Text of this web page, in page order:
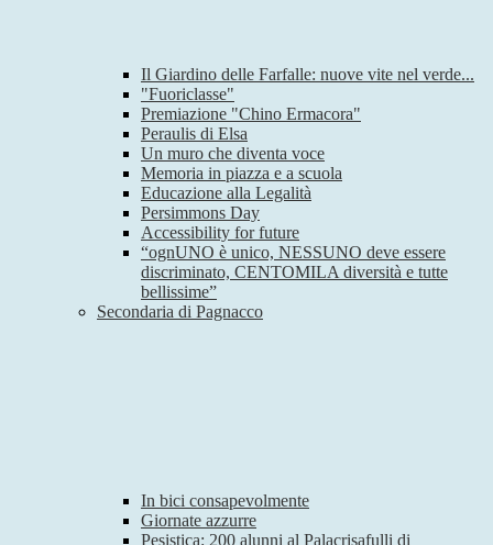
Il Giardino delle Farfalle: nuove vite nel verde...
"Fuoriclasse"
Premiazione "Chino Ermacora"
Peraulis di Elsa
Un muro che diventa voce
Memoria in piazza e a scuola
Educazione alla Legalità
Persimmons Day
Accessibility for future
“ognUNO è unico, NESSUNO deve essere
discriminato, CENTOMILA diversità e tutte
bellissime”
Secondaria di Pagnacco
In bici consapevolmente
Giornate azzurre
Pesistica: 200 alunni al Palacrisafulli di